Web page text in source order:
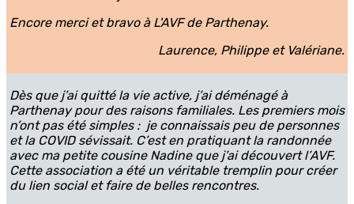
Encore merci et bravo à L'AVF de Parthenay.
Laurence, Philippe et Valériane.
Dès que j’ai quitté la vie active, j’ai déménagé à
Parthenay pour des raisons familiales. Les premiers mois
n’ont pas été simples : je connaissais peu de personnes
et la COVID sévissait. C’est en pratiquant la randonnée
avec ma petite cousine Nadine que j’ai découvert l’AVF.
Cette association a été un véritable tremplin pour créer
du lien social et faire de belles rencontres.